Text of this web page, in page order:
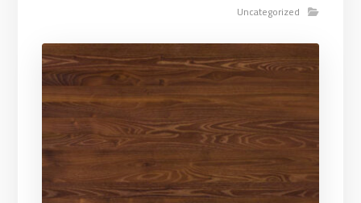
Uncategorized